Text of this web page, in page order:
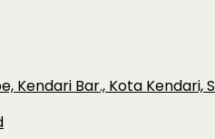
Kendari Bar., Kota Kendari,